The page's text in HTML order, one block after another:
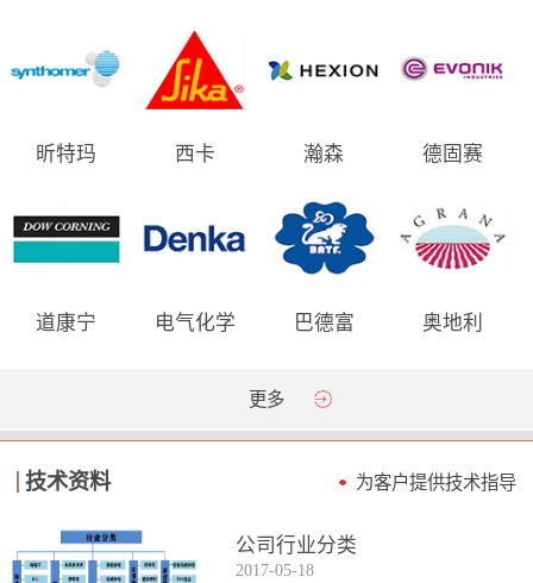
昕特玛 西卡 瀚森 德固赛
道康宁 电气化学 巴德富 奥地利
更多
技术资料 为客户提供技术指导
公司行业分类
2017-05-18